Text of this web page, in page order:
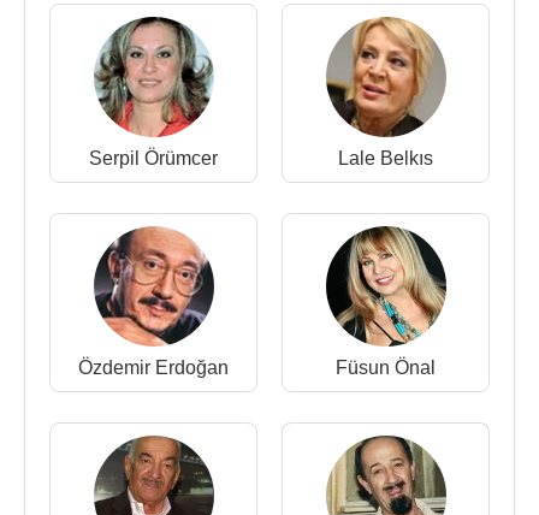
ve "Altın Yüzük" adları ile Türkçe olarak plağa
okumuştu. Az bulunan bir koleksiyon malzemesi
olarak aşırı talep gören her iki şarkının da yer aldığı
bu 45'lik plak 2003 yılında
Fransa’da bir açık
arttırma'da 15.000 Euro'ya satılmıştır.
2002 yılında Çocuklar Duymasın adlı televizyon
dizisinin bir bölümünde ve 2011 yılında da Yahşi
Cazibe adlı televizyon dizisinin bir bölümünde
konuk oyuncu olarak rol almıştır.
Sezen Cumhur Önal
, 16 eylül 1997 tarihinde 10
yıllık eşi Çiğdem Mercanlı'dan boşandı.
Serpil Örümcer Lale Belkıs
Özdemir Erdoğan Füsun Önal